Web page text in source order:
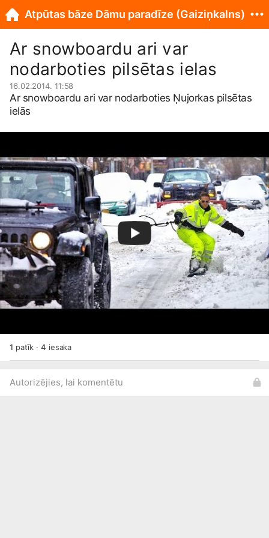
Ar snowboardu ari var
nodarboties pilsētas ielas
16.02.2014. 11:58
Ar snowboardu ari var nodarboties Ņujorkas pilsētas
ielās
1 patīk ·4 iesaka
Autorizējies, lai komentētu
Atpūtas bāze Dāmu paradīze (Gaiziņkalns)